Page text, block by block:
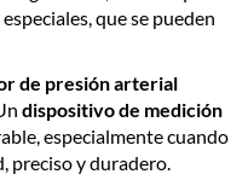
que se pueden
de presión arterial
dispositivo de medición
especialmente cuando
preciso y duradero.